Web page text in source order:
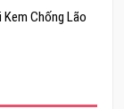
Chống Lão